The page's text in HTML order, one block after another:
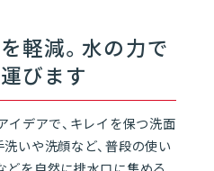
軽減。水の力で
びます
イデアで、キレイを保つ洗面
いや洗顔など、普段の使い